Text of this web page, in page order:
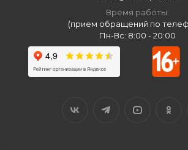
Время работы:
(прием обращений по
Пн-Вс: 8:00 - 20:00